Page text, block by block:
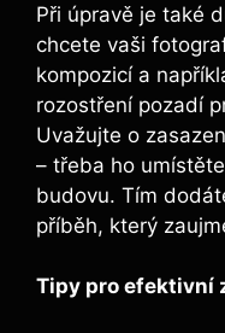
Při úpravě je také
chcete vaši
kompozicí a
rozostření pozadí
Uvažujte o‌
– třeba ho
budovu. Tím
příběh, který
Tipy pro efektivní